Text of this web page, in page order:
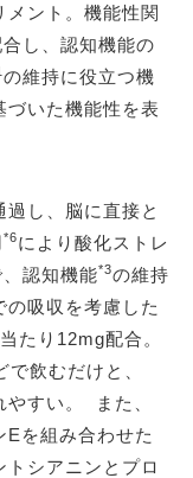
メント。機能性関
し、認知機能の
の維持に役立つ機
づいた機能性を表
し、脳に直接と
*6により酸化ストレ
、認知機能*3の維持
の吸収を考慮した
たり12mg配合。
飲むだけと、
やすい。 また、
を組み合わせた
シアニンとプロ